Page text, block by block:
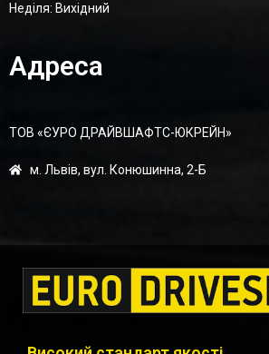
Неділя: Вихідний
Адреса
ТОВ «ЄУРО ДРАЙВШАФТC-ЮКРЕЙН»
м. Львів, вул. Конюшинна, 2-Б